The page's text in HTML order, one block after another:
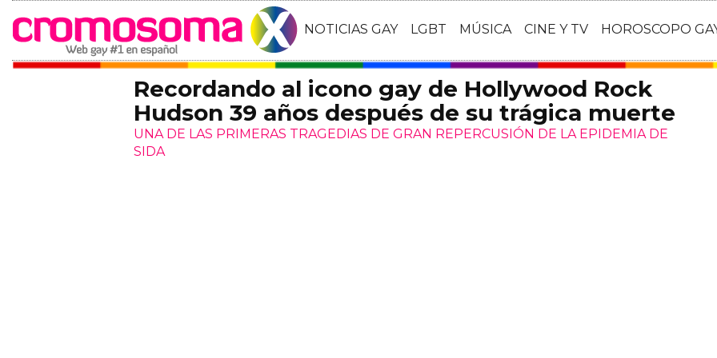
NOTICIAS GAY LGBT MÚSICA CINE Y TV HOROSCOPO
Recordando al icono gay de Hollywood Rock
Hudson 39 años después de su trágica muerte
UNA DE LAS PRIMERAS TRAGEDIAS DE GRAN REPERCUSIÓN DE LA EPIDEMIA DE
SIDA